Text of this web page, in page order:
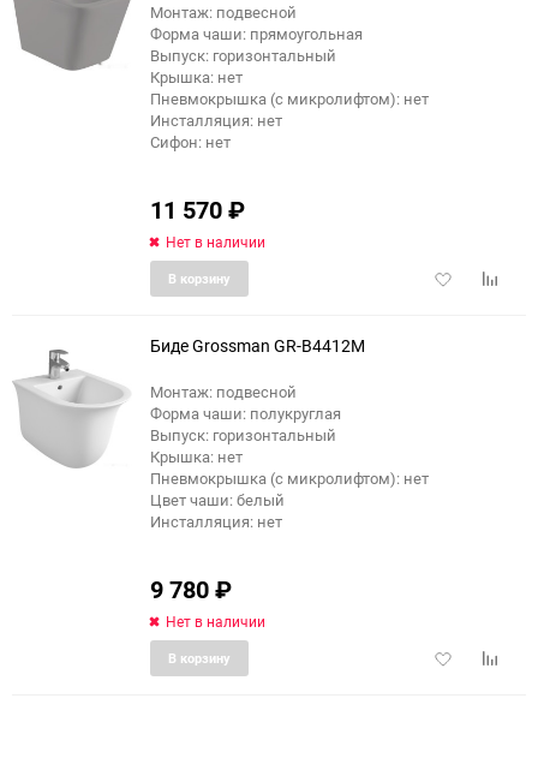
Монтаж: подвесной
Форма чаши: прямоугольная
Выпуск: горизонтальный
Крышка: нет
Пневмокрышка (с микролифтом): нет
Инсталляция: нет
Сифон: нет
11 570₽
Нет в наличии
Добавить
В корзину
Биде Grossman GR-B4412M
Монтаж: подвесной
Форма чаши: полукруглая
Выпуск: горизонтальный
Крышка: нет
Пневмокрышка (с микролифтом): нет
Цвет чаши: белый
Инсталляция: нет
9 780₽
Нет в наличии
Добавить
В корзину